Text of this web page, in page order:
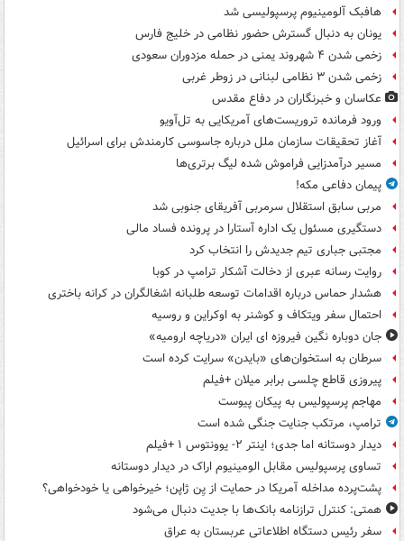
هافبک آلومینیوم پرسپولیسی شد
یونان به دنبال گسترش حضور نظامی در خلیج فارس
زخمی شدن ۴ شهروند یمنی در حمله مزدوران سعودی
زخمی شدن ۳ نظامی لبنانی در زوطر غربی
عکاسان و خبرنگاران در دفاع مقدس
ورود فرمانده تروریست‌های آمریکایی به تل‌آویو
آغاز تحقیقات سازمان ملل درباره جاسوسی کارمندش برای اسرائیل
مسیر درآمدزایی فراموش شده لیگ برتری‌ها
پیمان دفاعی مکه!
مربی سابق استقلال سرمربی آفریقای جنوبی شد
دستگیری مسئول یک اداره آستارا در پرونده فساد مالی
مجتبی جباری تیم جدیدش را انتخاب کرد
روایت رسانه عبری از دخالت آشکار ترامپ در کوبا
هشدار حماس درباره اقدامات توسعه طلبانه اشغالگران در کرانه باختری
احتمال سفر ویتکاف و کوشنر به اوکراین و روسیه
جان دوباره نگین فیروزه ای ایران «دریاچه ارومیه»
سرطان به استخوان‌های «بایدن» سرایت کرده است
پیروزی قاطع چلسی برابر میلان +فیلم
مهاجم پرسپولیس به پیکان پیوست
ترامپ، مرتکب جنایت جنگی شده است
دیدار دوستانه اما جدی؛ اینتر ۲- یوونتوس ۱ +فیلم
تساوی پرسپولیس مقابل الومینیوم اراک در دیدار دوستانه
پشت‌پرده مداخله آمریکا در حمایت از یِن ژاپن؛ خیرخواهی یا خودخواهی؟
همتی: کنترل ترازنامه بانک‌ها با جدیت دنبال می‌شود
سفر رئیس دستگاه اطلاعاتی عربستان به عراق